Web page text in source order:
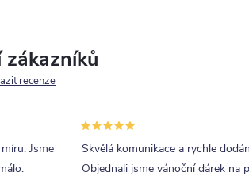
zákazníků
recenze
Jsme
Skvělá komunikace a rychle
Objednali jsme vánoční dárek na